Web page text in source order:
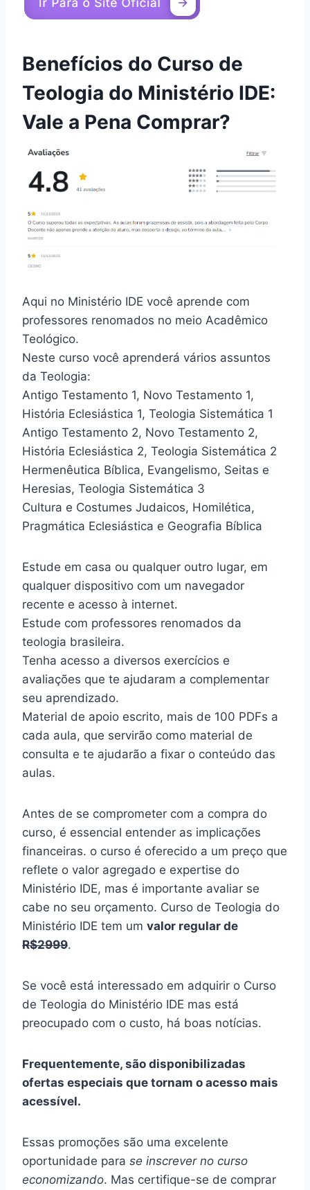
Benefícios do Curso de
Teologia do Ministério IDE:
Vale a Pena Comprar?
Aqui no Ministério IDE você aprende com
professores renomados no meio Acadêmico
Teológico.
Neste curso você aprenderá vários assuntos
da Teologia:
Antigo Testamento 1, Novo Testamento 1,
História Eclesiástica 1, Teologia Sistemática 1
Antigo Testamento 2, Novo Testamento 2,
História Eclesiástica 2, Teologia Sistemática 2
Hermenêutica Bíblica, Evangelismo, Seitas e
Heresias, Teologia Sistemática 3
Cultura e Costumes Judaicos, Homilética,
Pragmática Eclesiástica e Geografia Bíblica
Estude em casa ou qualquer outro lugar, em
qualquer dispositivo com um navegador
recente e acesso à internet.
Estude com professores renomados da
teologia brasileira.
Tenha acesso a diversos exercícios e
avaliações que te ajudaram a complementar
seu aprendizado.
Material de apoio escrito, mais de 100 PDFs a
cada aula, que servirão como material de
consulta e te ajudarão a fixar o conteúdo das
aulas.
Antes de se comprometer com a compra do
curso, é essencial entender as implicações
financeiras. o curso é oferecido a um preço que
reflete o valor agregado e expertise do
Ministério IDE, mas é importante avaliar se
cabe no seu orçamento. Curso de Teologia do
Ministério IDE tem um valor regular de
R$2999.
Se você está interessado em adquirir o Curso
de Teologia do Ministério IDE mas está
preocupado com o custo, há boas notícias.
Frequentemente, são disponibilizadas
ofertas especiais que tornam o acesso mais
acessível.
Essas promoções são uma excelente
oportunidade para se inscrever no curso
economizando. Mas certifique-se de comprar